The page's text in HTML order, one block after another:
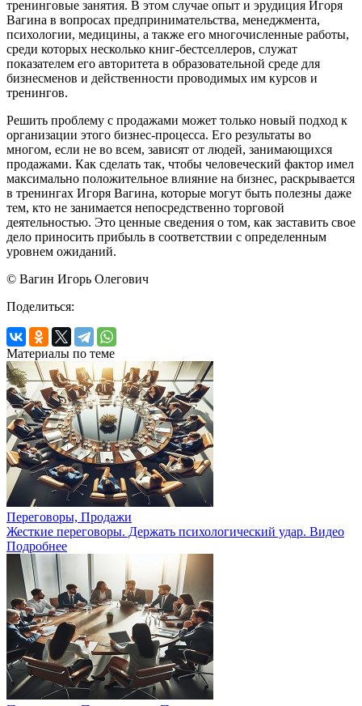
тренинговые занятия. В этом случае опыт и эрудиция Игоря
Вагина в вопросах предпринимательства, менеджмента,
психологии, медицины, а также его многочисленные работы,
среди которых несколько книг-бестселлеров, служат
показателем его авторитета в образовательной среде для
бизнесменов и действенности проводимых им курсов и
тренингов.
Решить проблему с продажами может только новый подход к
организации этого бизнес-процесса. Его результаты во
многом, если не во всем, зависят от людей, занимающихся
продажами. Как сделать так, чтобы человеческий фактор имел
максимально положительное влияние на бизнес, раскрывается
в тренингах Игоря Вагина, которые могут быть полезны даже
тем, кто не занимается непосредственно торговой
деятельностью. Это ценные сведения о том, как заставить свое
дело приносить прибыль в соответствии с определенным
уровнем ожиданий.
© Вагин Игорь Олегович
Поделиться:
Материалы по теме
Переговоры, Продажи
Жесткие переговоры. Держать психологический удар. Видео
Подробнее